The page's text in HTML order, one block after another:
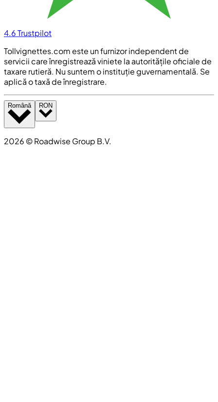
4.6Trustpilot
Tollvignettes.com este un furnizor independent de
servicii care înregistrează viniete la autoritățile oficiale de
taxare rutieră. Nu suntem o instituție guvernamentală. Se
aplică o taxă de înregistrare.
Română RON
2026 ©Roadwise Group B.V.